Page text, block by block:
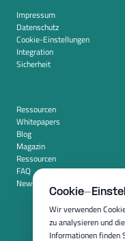
Impressum
Datenschutz
Cookie-Einstellungen
Integration
Sicherheit
Ressourcen
Whitepapers
Blog
Magazin
Ressourcen
FAQ
Newsroom
Cookie-
Wir verwenden
zu analysieren und
Informationen finden